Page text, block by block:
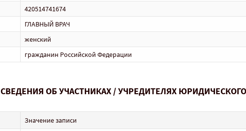
420514741674
ГЛАВНЫЙ ВРАЧ
женский
гражданин Российской Федерации
СВЕДЕНИЯ ОБ УЧАСТНИКАХ / УЧРЕДИТЕЛЯХ
Значение записи